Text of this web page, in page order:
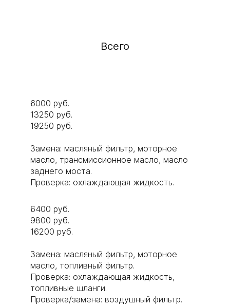
Всего
6000 руб.
13250 руб.
19250 руб.
Замена: масляный фильтр, моторное
масло, трансмиссионное масло, масло
заднего моста.
Проверка: охлаждающая жидкость.
6400 руб.
9800 руб.
16200 руб.
Замена: масляный фильтр, моторное
масло, топливный фильтр.
Проверка: охлаждающая жидкость,
топливные шланги.
Проверка/замена: воздушный фильтр.